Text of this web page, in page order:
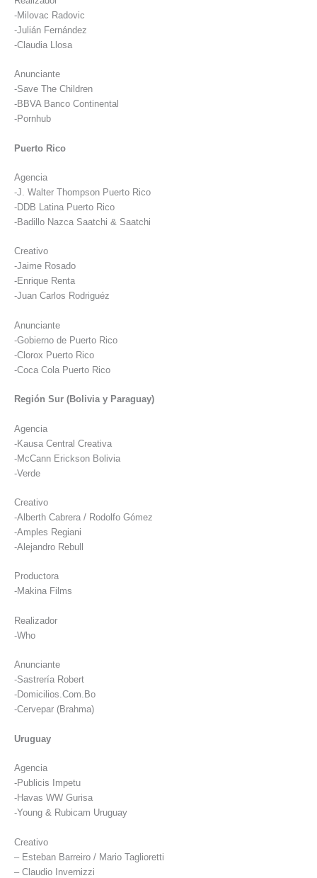
-Milovac Radovic
-Julián Fernández
-Claudia Llosa
Anunciante
-Save The Children
-BBVA Banco Continental
-Pornhub
Puerto Rico
Agencia
-J. Walter Thompson Puerto Rico
-DDB Latina Puerto Rico
-Badillo Nazca Saatchi & Saatchi
Creativo
-Jaime Rosado
-Enrique Renta
-Juan Carlos Rodriguéz
Anunciante
-Gobierno de Puerto Rico
-Clorox Puerto Rico
-Coca Cola Puerto Rico
Región Sur (Bolivia y Paraguay)
Agencia
-Kausa Central Creativa
-McCann Erickson Bolivia
-Verde
Creativo
-Alberth Cabrera / Rodolfo Gómez
-Amples Regiani
-Alejandro Rebull
Productora
-Makina Films
Realizador
-Who
Anunciante
-Sastrería Robert
-Domicilios.Com.Bo
-Cervepar (Brahma)
Uruguay
Agencia
-Publicis Impetu
-Havas WW Gurisa
-Young & Rubicam Uruguay
Creativo
– Esteban Barreiro / Mario Taglioretti
– Claudio Invernizzi